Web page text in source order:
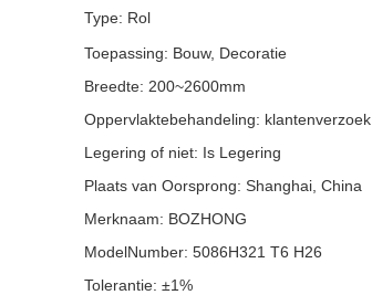
Type: Rol
Toepassing: Bouw, Decoratie
Breedte: 200~2600mm
Oppervlaktebehandeling: klantenverzoek
Legering of niet: Is Legering
Plaats van Oorsprong: Shanghai, China
Merknaam: BOZHONG
ModelNumber: 5086H321 T6 H26
Tolerantie: ±1%